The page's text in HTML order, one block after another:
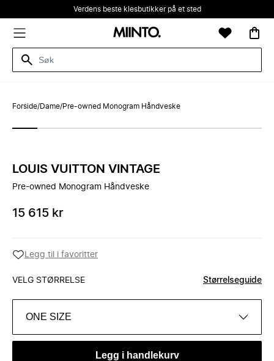
Verdens beste klesbutikker på et sted
Forside/Dame/Pre-owned Monogram Håndveske
LOUIS VUITTON VINTAGE
Pre-owned Monogram Håndveske
15 615 kr
Legg til i favoritter
VELG STØRRELSE Størrelseguide
ONE SIZE
Legg i handlekurv